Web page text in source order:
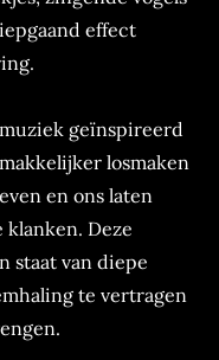
effect
geïnspireerd
losmaken
en ons laten
Deze
staat van diepe
te vertragen